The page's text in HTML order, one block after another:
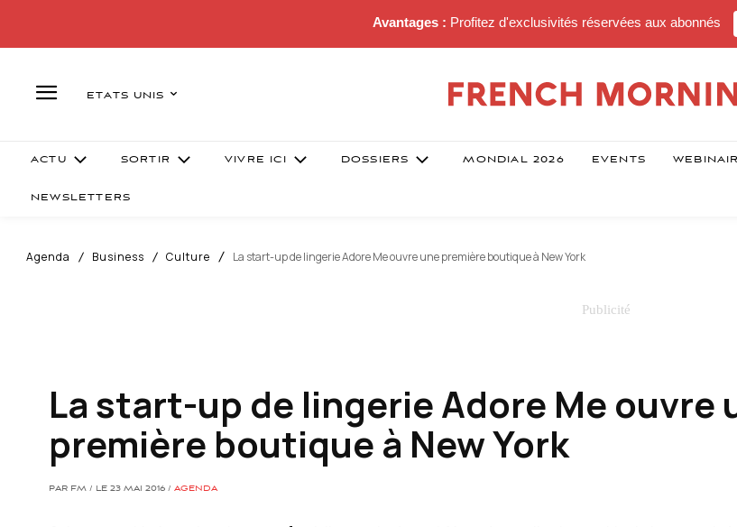
Avantages : Profitez d'exclusivités réservées aux abonnés
ETATS UNIS
ACTU SORTIR VIVRE ICI DOSSIERS MONDIAL 2026 EVENTS
NEWSLETTERS
Agenda Business Culture La start-up de lingerie Adore Me ouvre une première boutique à New York
La start-up de lingerie Adore Me ouvre
première boutique à New York
PAR FM / LE 23 MAI 2016 / AGENDA